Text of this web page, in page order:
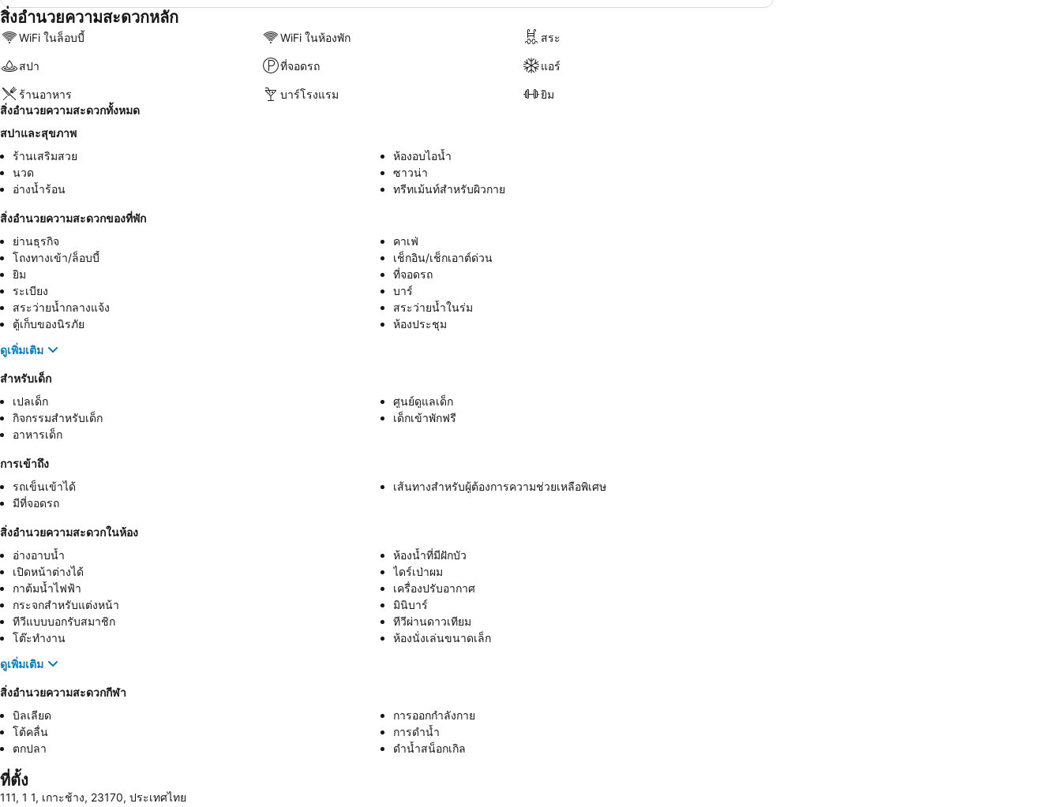
สิ่งอำนวยความสะดวกหลัก
WiFi ในล็อบบี้ WiFi ในห้องพัก สระ
สปา ที่จอดรถ แอร์
ร้านอาหาร บาร์โรงแรม
ยิม
สิ่งอำนวยความสะดวกทั้งหมด
สปาและสุขภาพ
ร้านเสริมสวย
ห้องอบไอน้ำ
นวด
ซาวน่า
อ่างน้ำร้อน
ทรีทเม้นท์สำหรับผิวกาย
สิ่งอำนวยความสะดวกของที่พัก
ย่านธุรกิจ
คาเฟ่
โถงทางเข้า/ล็อบบี้
เช็กอิน/เช็กเอาต์ด่วน
ยิม
ที่จอดรถ
ระเบียง
บาร์
สระว่ายน้ำกลางแจ้ง
สระว่ายน้ำในร่ม
ตู้เก็บของนิรภัย
ห้องประชุม
ดูเพิ่มเติม
สำหรับเด็ก
เปลเด็ก
ศูนย์ดูแลเด็ก
กิจกรรมสำหรับเด็ก
เด็กเข้าพักฟรี
อาหารเด็ก
การเข้าถึง
รถเข็นเข้าได้
เส้นทางสำหรับผู้ต้องการความช่วยเหลือพิเศษ
มีที่จอดรถ
สิ่งอำนวยความสะดวกในห้อง
อ่างอาบน้ำ
ห้องน้ำที่มีฝักบัว
เปิดหน้าต่างได้
ไดร์เป่าผม
กาต้มน้ำไฟฟ้า
เครื่องปรับอากาศ
กระจกสำหรับแต่งหน้า
มินิบาร์
ทีวีแบบบอกรับสมาชิก
ทีวีผ่านดาวเทียม
โต๊ะทำงาน
ห้องนั่งเล่นขนาดเล็ก
ดูเพิ่มเติม
สิ่งอำนวยความสะดวกกีฬา
บิลเลียด
การออกกำลังกาย
โต้คลื่น
การดำน้ำ
ตกปลา
ดําน้ำสน็อกเกิล
ที่ตั้ง
111, 1 1, เกาะช้าง, 23170, ประเทศไทย